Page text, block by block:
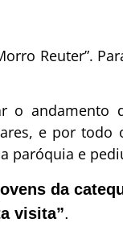
Reuter”.
o andamento
e por todo
paróquia e
da
visita”.